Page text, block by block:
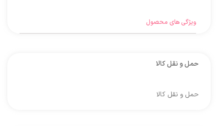
ویژگی های محصول
حمل و نقل کالا
حمل و نقل کالا